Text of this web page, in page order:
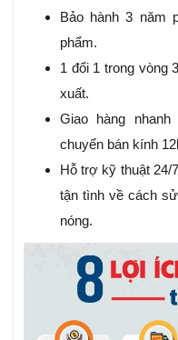
Bảo hành 3 năm
phẩm.
1 đổi 1 trong vòng
xuất.
Giao hàng
chuyển bán kính
Hỗ trợ kỹ thuật 24/
tận tình về cách
nóng.